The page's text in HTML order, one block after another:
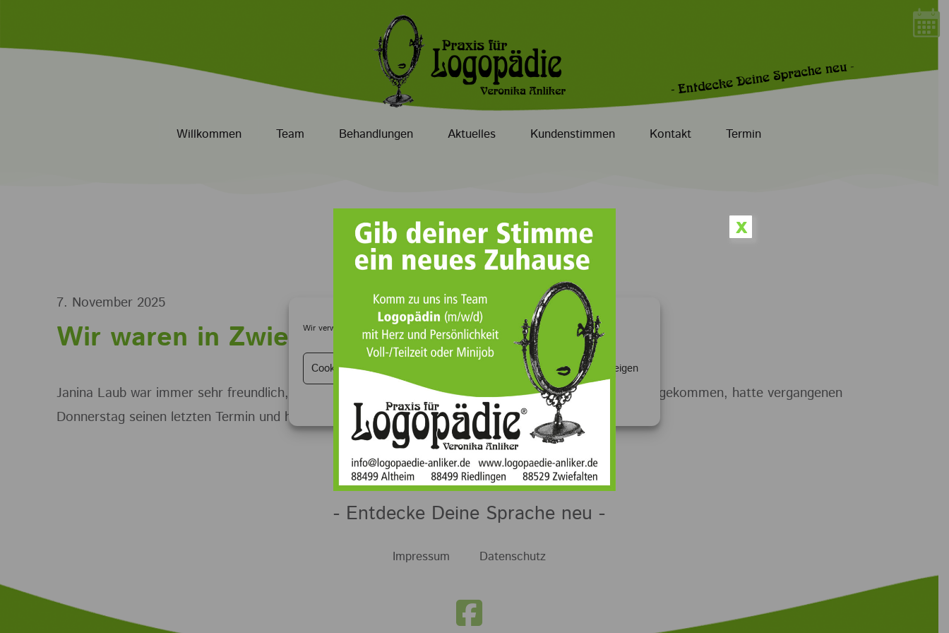
Wir verwenden Cookies, um unsere Website und unseren Service zu optimieren.
Cookies akzeptieren Einstellungen anzeigen
Datenschutz Impressum
Willkommen Team Behandlungen Aktuelles Kundenstimmen Kontakt Termin
Prev Next
7. November 2025
Wir waren in Zwiefalten
Janina Laub war immer sehr freundlich, nett und zuvorkommend. Mein Sohn Leo ist immer sehr gern gekommen, hatte vergangenen
Donnerstag seinen letzten Termin und hat hier sehr viel gelernt. Am liebsten würde er weitermachen.
- Entdecke Deine Sprache neu -
Impressum Datenschutz
x